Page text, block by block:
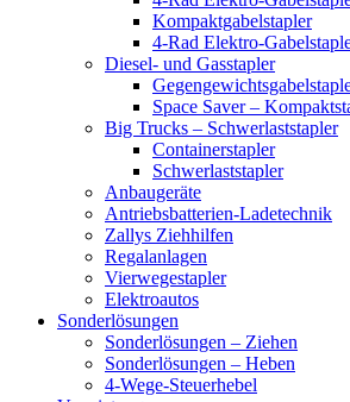
Kompaktgabelstapler
4-Rad Elektro-
Diesel- und Gasstapler
Space Saver –
Big Trucks – Schwerlaststapler
Containerstapler
Schwerlaststapler
Anbaugeräte
Antriebsbatterien-Ladetechnik
Zallys Ziehhilfen
Regalanlagen
Vierwegestapler
Elektroautos
Sonderlösungen
Sonderlösungen – Ziehen
Sonderlösungen – Heben
4-Wege-Steuerhebel